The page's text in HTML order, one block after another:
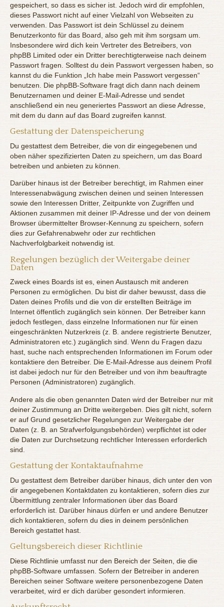
gespeichert, so dass es sicher ist. Jedoch wird dir empfohlen,
dieses Passwort nicht auf einer Vielzahl von Webseiten zu
verwenden. Das Passwort ist dein Schlüssel zu deinem
Benutzerkonto für das Board, also geh mit ihm sorgsam um.
Insbesondere wird dich kein Vertreter des Betreibers, von
phpBB Limited oder ein Dritter berechtigterweise nach deinem
Passwort fragen. Solltest du dein Passwort vergessen haben, so
kannst du die Funktion „Ich habe mein Passwort vergessen“
benutzen. Die phpBB-Software fragt dich dann nach deinem
Benutzernamen und deiner E-Mail-Adresse und sendet
anschließend ein neu generiertes Passwort an diese Adresse,
mit dem du dann auf das Board zugreifen kannst.
Gestattung der Datenspeicherung
Du gestattest dem Betreiber, die von dir eingegebenen und
oben näher spezifizierten Daten zu speichern, um das Board
betreiben und anbieten zu können.
Darüber hinaus ist der Betreiber berechtigt, im Rahmen einer
Interessenabwägung zwischen deinen und seinen Interessen
sowie den Interessen Dritter, Zeitpunkte von Zugriffen und
Aktionen zusammen mit deiner IP-Adresse und der von deinem
Browser übermittelter Browser-Kennung zu speichern, sofern
dies zur Gefahrenabwehr oder zur rechtlichen
Nachverfolgbarkeit notwendig ist.
Regelungen bezüglich der Weitergabe deiner
Daten
Zweck eines Boards ist es, einen Austausch mit anderen
Personen zu ermöglichen. Du bist dir daher bewusst, dass die
Daten deines Profils und die von dir erstellten Beiträge im
Internet öffentlich zugänglich sein können. Der Betreiber kann
jedoch festlegen, dass einzelne Informationen nur für einen
eingeschränkten Nutzerkreis (z. B. andere registrierte Benutzer,
Administratoren etc.) zugänglich sind. Wenn du Fragen dazu
hast, suche nach entsprechenden Informationen im Forum oder
kontaktiere den Betreiber. Die E-Mail-Adresse aus deinem Profil
ist dabei jedoch nur für den Betreiber und von ihm beauftragte
Personen (Administratoren) zugänglich.
Andere als die oben genannten Daten wird der Betreiber nur mit
deiner Zustimmung an Dritte weitergeben. Dies gilt nicht, sofern
er auf Grund gesetzlicher Regelungen zur Weitergabe der
Daten (z. B. an Strafverfolgungsbehörden) verpflichtet ist oder
die Daten zur Durchsetzung rechtlicher Interessen erforderlich
sind.
Gestattung der Kontaktaufnahme
Du gestattest dem Betreiber darüber hinaus, dich unter den von
dir angegebenen Kontaktdaten zu kontaktieren, sofern dies zur
Übermittlung zentraler Informationen über das Board
erforderlich ist. Darüber hinaus dürfen er und andere Benutzer
dich kontaktieren, sofern du dies in deinem persönlichen
Bereich gestattet hast.
Geltungsbereich dieser Richtlinie
Diese Richtlinie umfasst nur den Bereich der Seiten, die die
phpBB-Software umfassen. Sofern der Betreiber in anderen
Bereichen seiner Software weitere personenbezogene Daten
verarbeitet, wird er dich darüber gesondert informieren.